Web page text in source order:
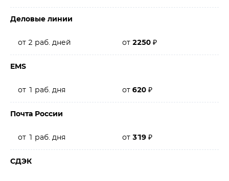
Деловые линии
от 2 раб. дней от 2250 ₽
EMS
от 1 раб. дня от 620 ₽
Почта России
от 1 раб. дня от 319 ₽
СДЭК